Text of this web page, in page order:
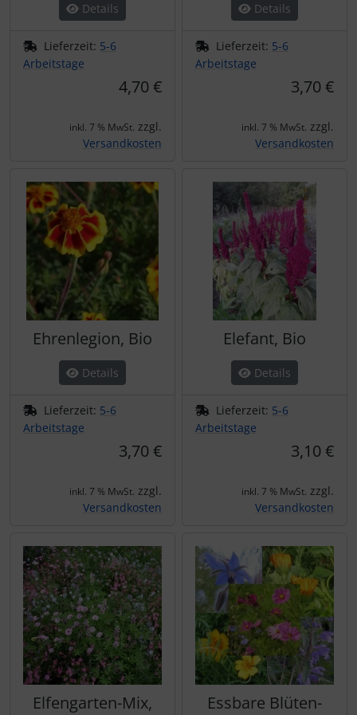
Details
Lieferzeit: 5-6
Arbeitstage
4,70 €
inkl. 7 % MwSt. zzgl.
Versandkosten
Details
Lieferzeit: 5-6
Arbeitstage
3,70 €
inkl. 7 % MwSt. zzgl.
Versandkosten
Ehrenlegion, Bio
Details
Lieferzeit: 5-6
Arbeitstage
3,70 €
inkl. 7 % MwSt. zzgl.
Versandkosten
Elefant, Bio
Details
Lieferzeit: 5-6
Arbeitstage
3,10 €
inkl. 7 % MwSt. zzgl.
Versandkosten
Elfengarten-Mix,
Essbare Blüten-